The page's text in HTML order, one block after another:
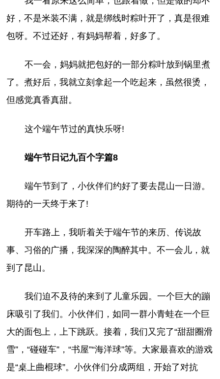
好，不是米装不满，就是绑线时粽叶开了，真是很难
包呀。不过还好，有妈妈帮着，好多了。
不一会，妈妈就把包好的一部分粽叶放到锅里煮
了。煮好后，我就立刻拿起一个吃起来，虽然很烫，
但感觉真香真甜。
这个端午节过的真快乐呀!
端午节日记九百个字篇8
端午节到了，小伙伴们约好了要去昆山一日游。
期待的一天终于来了!
开车路上，我听着关于端午节的来历、传说故
事、习俗的广播，我深深的陶醉其中。不一会儿，就
到了昆山。
我们迫不及待的来到了儿童乐园。一个巨大的蹦
床吸引了我们。小伙伴们，如同一群小青蛙在一个巨
大的面包上，上下跳跃。接着，我们又完了“甜甜圈滑
雪”，“碰碰车”，“书屋”“海洋球”等。大家最喜欢的游戏
是“桌上曲棍球”。小伙伴们分成两组，开始了对抗